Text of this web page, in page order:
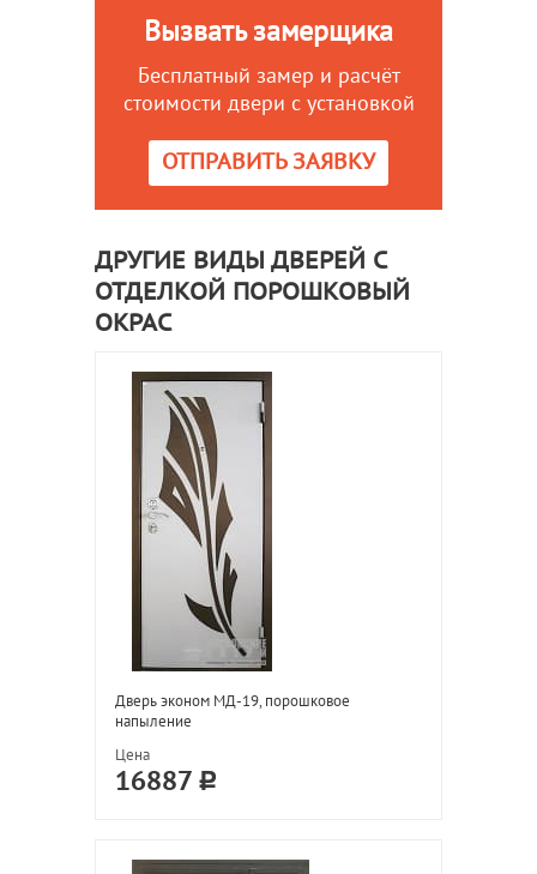
Вызвать замерщика
Бесплатный замер и расчёт
стоимости двери с установкой
ОТПРАВИТЬ ЗАЯВКУ
ДРУГИЕ ВИДЫ ДВЕРЕЙ С
ОТДЕЛКОЙ ПОРОШКОВЫЙ
ОКРАС
Дверь эконом МД-19, порошковое
напыление
Цена
16887